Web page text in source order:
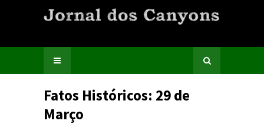
Fatos Históricos: 29 de
Março